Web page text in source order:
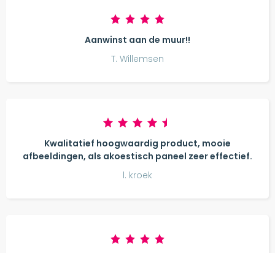
Aanwinst aan de muur!!
T. Willemsen
Kwalitatief hoogwaardig product, mooie
afbeeldingen, als akoestisch paneel zeer effectief.
l. kroek